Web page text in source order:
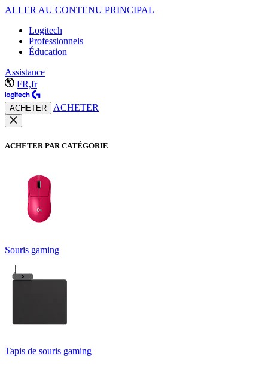
ALLER AU CONTENU PRINCIPAL
Logitech
Professionnels
Éducation
Assistance
FR,fr
ACHETER ACHETER
ACHETER PAR CATÉGORIE
Souris gaming
Tapis de souris gaming